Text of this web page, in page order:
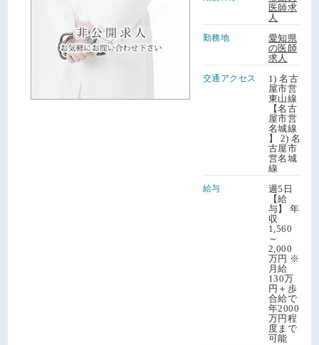
医師求
人
勤務地
愛知県
の医師
求人
交通アクセス
1) 名古
屋市営
東山線
【名古
屋市営
名城線
】 2) 名
古屋市
営名城
線
給与
週5日
【給
与】 年
収
1,560
～
2,000
万円 ※
月給
130万
円＋歩
合給で
年2000
万円程
度まで
可能